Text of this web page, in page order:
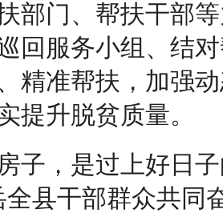
部门、帮扶干部
回服务小组、结
精准帮扶，加强
提升脱贫质量。
，是过上好日子
全县干部群众共同